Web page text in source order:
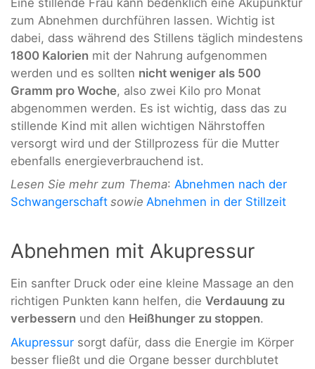
zum Abnehmen durchführen lassen. Wichtig ist
dabei, dass während des Stillens täglich mindestens
1800 Kalorien mit der Nahrung aufgenommen
werden und es sollten nicht weniger als 500
Gramm pro Woche, also zwei Kilo pro Monat
abgenommen werden. Es ist wichtig, dass das zu
stillende Kind mit allen wichtigen Nährstoffen
versorgt wird und der Stillprozess für die Mutter
ebenfalls energieverbrauchend ist.
Lesen Sie mehr zum Thema: Abnehmen nach der
Schwangerschaft sowie Abnehmen in der Stillzeit
Abnehmen mit Akupressur
Ein sanfter Druck oder eine kleine Massage an den
richtigen Punkten kann helfen, die Verdauung zu
verbessern und den Heißhunger zu stoppen.
Akupressur sorgt dafür, dass die Energie im Körper
besser fließt und die Organe besser durchblutet